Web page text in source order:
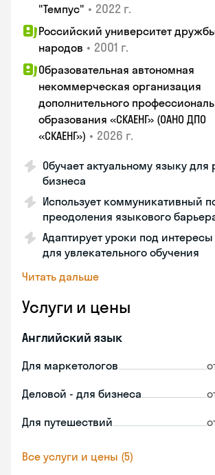
"Темпус" • 2022 г.
Российский университет
народов • 2001 г.
Образовательная автономная
некоммерческая организация
дополнительного
образования «СКАЕНГ» (ОАНО ДПО
«СКАЕНГ») • 2026 г.
Обучает актуальному языку для
бизнеса
Использует коммуникативный
преодоления языкового
Адаптирует уроки под
для увлекательного обучения
Читать дальше
Услуги и цены
Английский язык
Для маркетологов
Деловой - для бизнеса
Для путешествий
Все услуги и цены (5)